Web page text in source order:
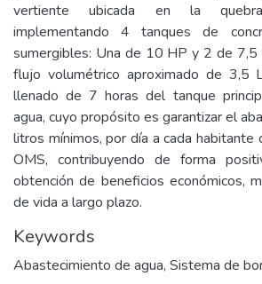
vertiente ubicada en la
implementando 4 tanques de
sumergibles: Una de 10 HP y 2 de 7,5
flujo volumétrico aproximado de 3,5
llenado de 7 horas del tanque
agua, cuyo propósito es garantizar el
litros mínimos, por día a cada habitante
OMS, contribuyendo de forma
obtención de beneficios económicos,
de vida a largo plazo.
Keywords
Abastecimiento de agua, Sistema de